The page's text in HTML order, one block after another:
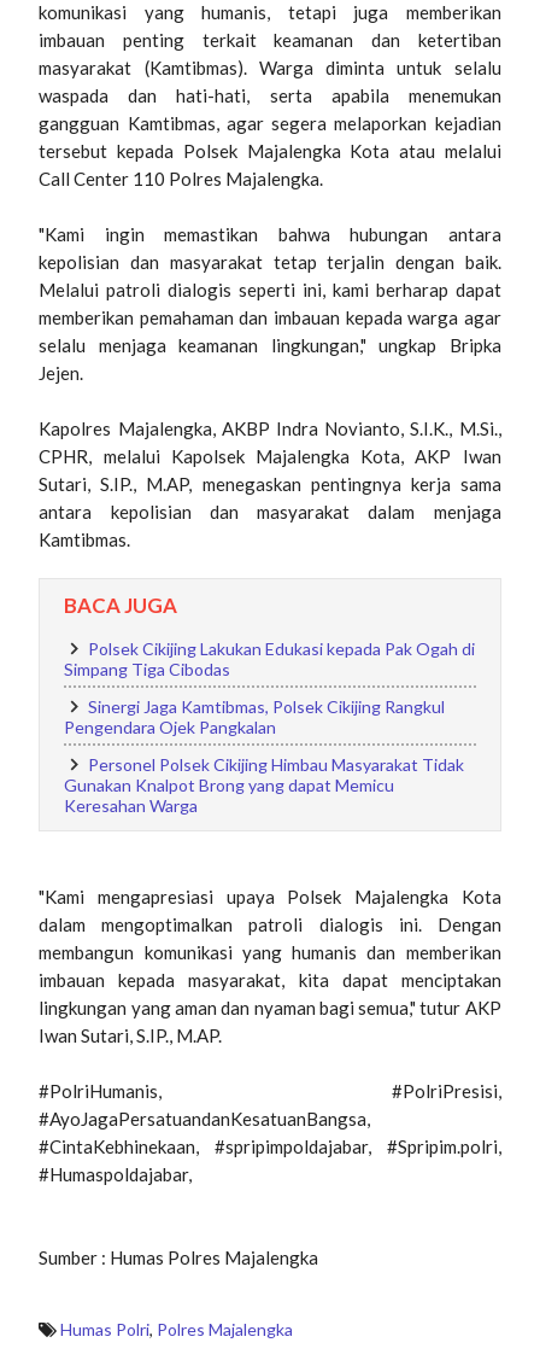
komunikasi yang humanis, tetapi juga memberikan
imbauan penting terkait keamanan dan ketertiban
masyarakat (Kamtibmas). Warga diminta untuk selalu
waspada dan hati-hati, serta apabila menemukan
gangguan Kamtibmas, agar segera melaporkan kejadian
tersebut kepada Polsek Majalengka Kota atau melalui
Call Center 110 Polres Majalengka.
"Kami ingin memastikan bahwa hubungan antara
kepolisian dan masyarakat tetap terjalin dengan baik.
Melalui patroli dialogis seperti ini, kami berharap dapat
memberikan pemahaman dan imbauan kepada warga agar
selalu menjaga keamanan lingkungan," ungkap Bripka
Jejen.
Kapolres Majalengka, AKBP Indra Novianto, S.I.K., M.Si.,
CPHR, melalui Kapolsek Majalengka Kota, AKP Iwan
Sutari, S.IP., M.AP, menegaskan pentingnya kerja sama
antara kepolisian dan masyarakat dalam menjaga
Kamtibmas.
BACA JUGA
Polsek Cikijing Lakukan Edukasi kepada Pak Ogah di
Simpang Tiga Cibodas
Sinergi Jaga Kamtibmas, Polsek Cikijing Rangkul
Pengendara Ojek Pangkalan
Personel Polsek Cikijing Himbau Masyarakat Tidak
Gunakan Knalpot Brong yang dapat Memicu
Keresahan Warga
"Kami mengapresiasi upaya Polsek Majalengka Kota
dalam mengoptimalkan patroli dialogis ini. Dengan
membangun komunikasi yang humanis dan memberikan
imbauan kepada masyarakat, kita dapat menciptakan
lingkungan yang aman dan nyaman bagi semua," tutur AKP
Iwan Sutari, S.IP., M.AP.
#PolriHumanis, #PolriPresisi,
#AyoJagaPersatuandanKesatuanBangsa,
#CintaKebhinekaan, #spripimpoldajabar, #Spripim.polri,
#Humaspoldajabar,
Sumber : Humas Polres Majalengka
Humas Polri, Polres Majalengka